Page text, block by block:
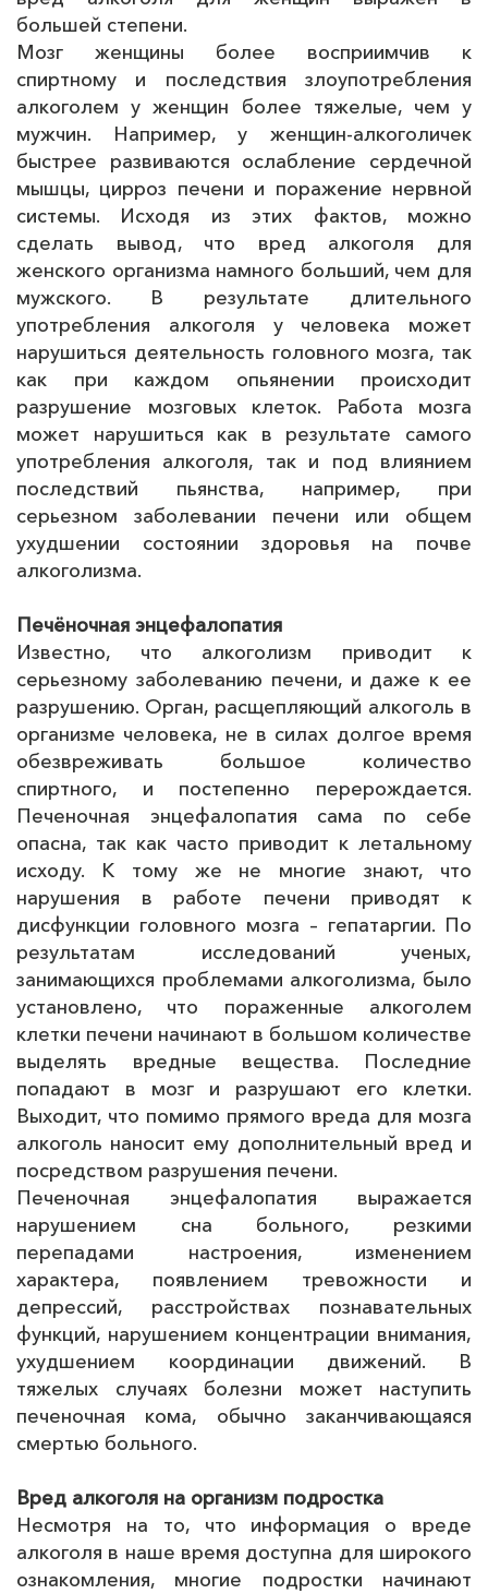
большей степени.
Мозг женщины более восприимчив к
спиртному и последствия злоупотребления
алкоголем у женщин более тяжелые, чем у
мужчин. Например, у женщин-алкоголичек
быстрее развиваются ослабление сердечной
мышцы, цирроз печени и поражение нервной
системы. Исходя из этих фактов, можно
сделать вывод, что вред алкоголя для
женского организма намного больший, чем для
мужского. В результате длительного
употребления алкоголя у человека может
нарушиться деятельность головного мозга, так
как при каждом опьянении происходит
разрушение мозговых клеток. Работа мозга
может нарушиться как в результате самого
употребления алкоголя, так и под влиянием
последствий пьянства, например, при
серьезном заболевании печени или общем
ухудшении состоянии здоровья на почве
алкоголизма.
Печёночная энцефалопатия
Известно, что алкоголизм приводит к
серьезному заболеванию печени, и даже к ее
разрушению. Орган, расщепляющий алкоголь в
организме человека, не в силах долгое время
обезвреживать большое количество
спиртного, и постепенно перерождается.
Печеночная энцефалопатия сама по себе
опасна, так как часто приводит к летальному
исходу. К тому же не многие знают, что
нарушения в работе печени приводят к
дисфункции головного мозга – гепатаргии. По
результатам исследований ученых,
занимающихся проблемами алкоголизма, было
установлено, что пораженные алкоголем
клетки печени начинают в большом количестве
выделять вредные вещества. Последние
попадают в мозг и разрушают его клетки.
Выходит, что помимо прямого вреда для мозга
алкоголь наносит ему дополнительный вред и
посредством разрушения печени.
Печеночная энцефалопатия выражается
нарушением сна больного, резкими
перепадами настроения, изменением
характера, появлением тревожности и
депрессий, расстройствах познавательных
функций, нарушением концентрации внимания,
ухудшением координации движений. В
тяжелых случаях болезни может наступить
печеночная кома, обычно заканчивающаяся
смертью больного.
Вред алкоголя на организм подростка
Несмотря на то, что информация о вреде
алкоголя в наше время доступна для широкого
ознакомления, многие подростки начинают